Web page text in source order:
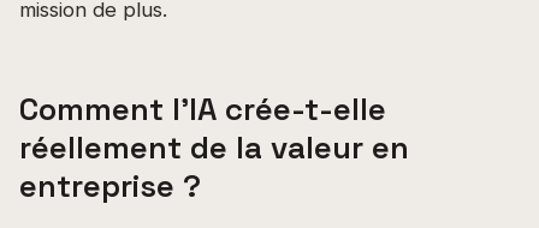
mission de plus.
Comment l'IA crée-t-elle
réellement de la valeur en
entreprise ?